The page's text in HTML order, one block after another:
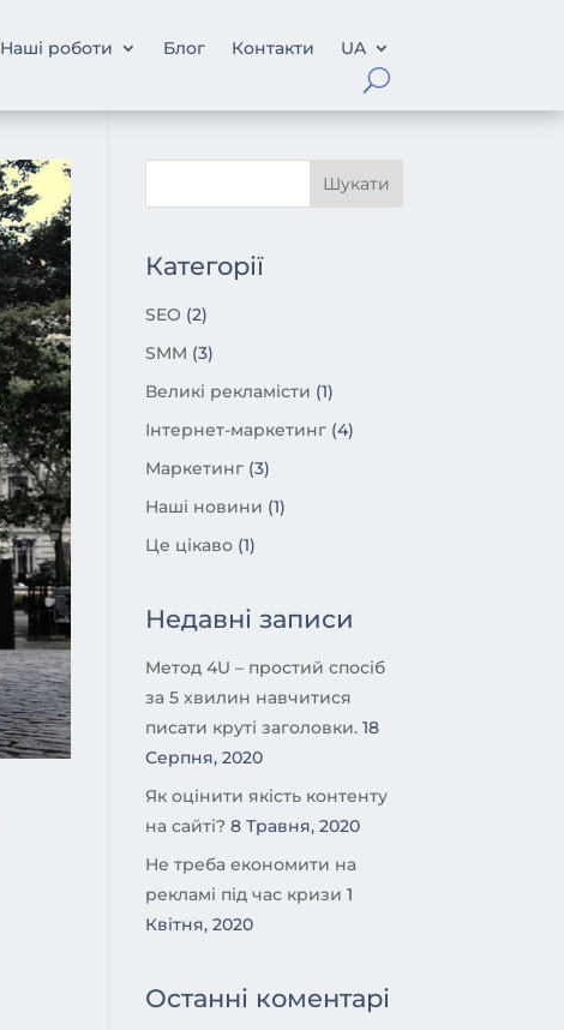
Наші роботи Блог Контакти UA
Категорії
SEO (2)
SMM (3)
Великі рекламісти (1)
Інтернет-маркетинг(4)
Маркетинг(3)
Наші новини (1)
Це цікаво(1)
Недавні записи
Метод 4U – простий спосіб
за 5 хвилин навчитися
писати круті заголовки. 18
Серпня, 2020
Як оцінити якість контенту
на сайті? 8 Травня, 2020
Не треба економити на
рекламі під час кризи 1
Квітня, 2020
Останні коментарі